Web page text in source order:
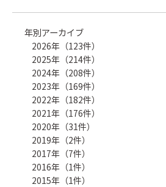
年別アーカイブ
2026年（123件）
2025年（214件）
2024年（208件）
2023年（169件）
2022年（182件）
2021年（176件）
2020年（31件）
2019年（2件）
2017年（7件）
2016年（1件）
2015年（1件）